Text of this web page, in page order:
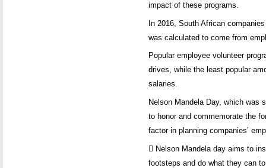
impact of these programs.
In 2016, South African
was calculated to come from
Popular employee volunteer
drives, while the least popular
salaries.
Nelson Mandela Day, which was
to honor and commemorate the
factor in planning companies’
 Nelson Mandela day aims to
footsteps and do what they can